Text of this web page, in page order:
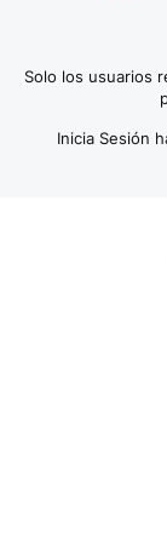
Solo los usuarios
Inicia Sesión